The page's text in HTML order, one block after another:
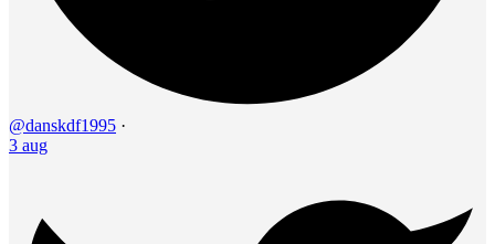
@danskdf1995 ·
3 aug